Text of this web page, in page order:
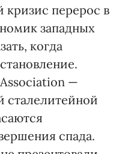
перерос в
западных
когда
—
сталелитейной
спада.